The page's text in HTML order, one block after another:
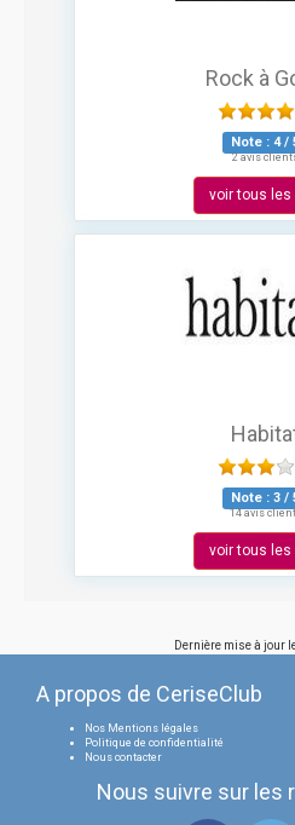
Rock à
Note : 4/
2 avis
voir tous les
Note : 3 /
14 avis
voir tous les
Dernière mise à jour
A propos de CeriseClub
Nos Mentions légales
Politique de confidentialité
Nous contacter
Nous suivre sur les